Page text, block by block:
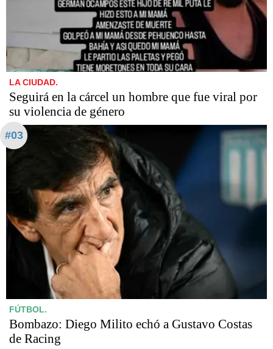
LA CIUDAD.
Seguirá en la cárcel un hombre que fue viral por
su violencia de género
#03
FÚTBOL.
Bombazo: Diego Milito echó a Gustavo Costas
de Racing